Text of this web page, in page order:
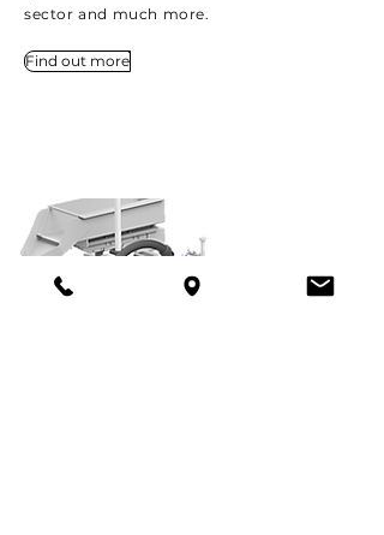
sector and much more.
Find out more